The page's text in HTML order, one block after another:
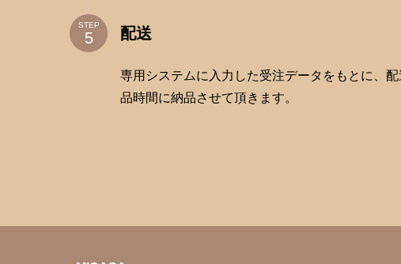
STEP 配送
専用システムに入力した受注データをもとに、
品時間に納品させて頂きます。